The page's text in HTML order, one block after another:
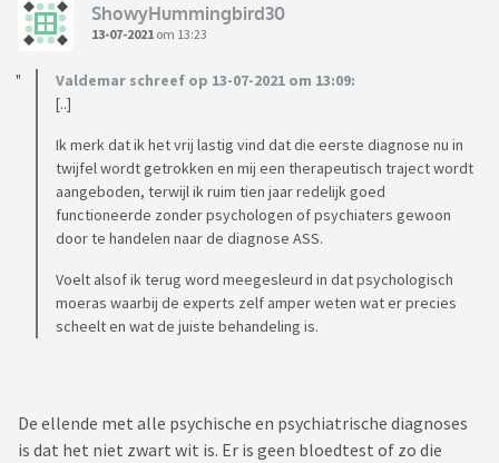
ShowyHummingbird30
13-07-2021 om 13:23
Valdemar schreef op 13-07-2021 om 13:09:
[..]
Ik merk dat ik het vrij lastig vind dat die eerste diagnose nu in
twijfel wordt getrokken en mij een therapeutisch traject wordt
aangeboden, terwijl ik ruim tien jaar redelijk goed
functioneerde zonder psychologen of psychiaters gewoon
door te handelen naar de diagnose ASS.
Voelt alsof ik terug word meegesleurd in dat psychologisch
moeras waarbij de experts zelf amper weten wat er precies
scheelt en wat de juiste behandeling is.
De ellende met alle psychische en psychiatrische diagnoses
is dat het niet zwart wit is. Er is geen bloedtest of zo die